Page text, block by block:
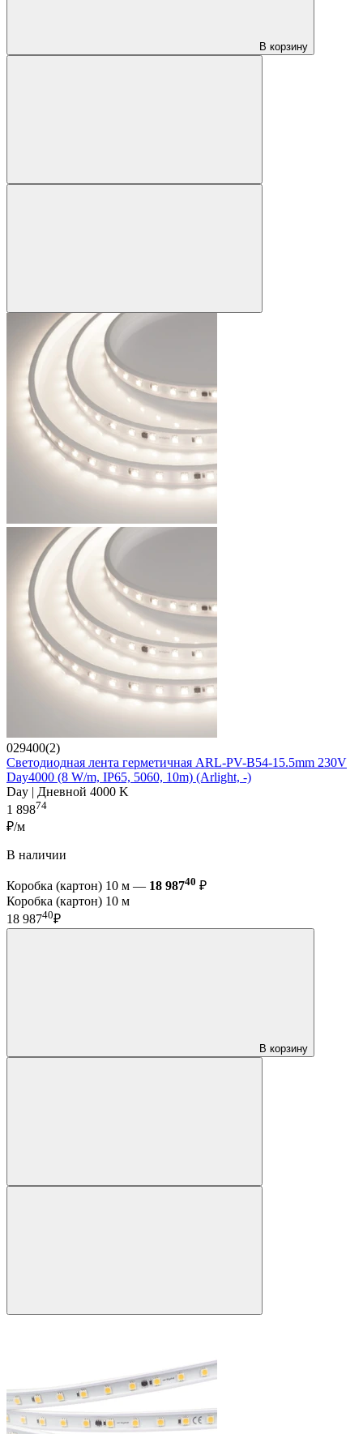
В корзину
029400(2)
Светодиодная лента герметичная ARL-PV-B54-15.5mm 230V
Day4000 (8 W/m, IP65, 5060, 10m) (Arlight, -)
Day | Дневной 4000 K
1 89874
₽/м
В наличии
Коробка (картон) 10 м — 18 98740 ₽
Коробка (картон) 10 м
18 98740₽
В корзину